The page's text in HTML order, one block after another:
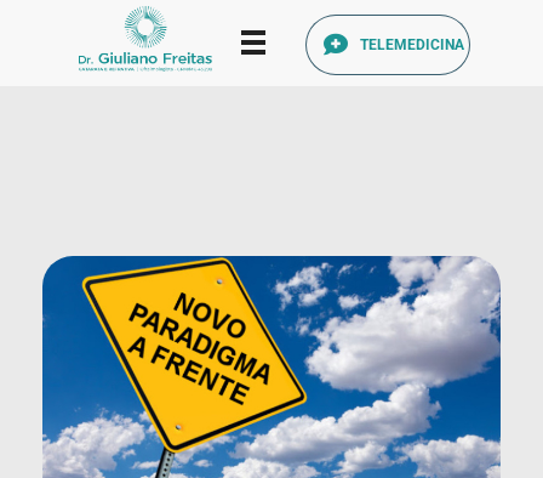
TELEMEDICINA